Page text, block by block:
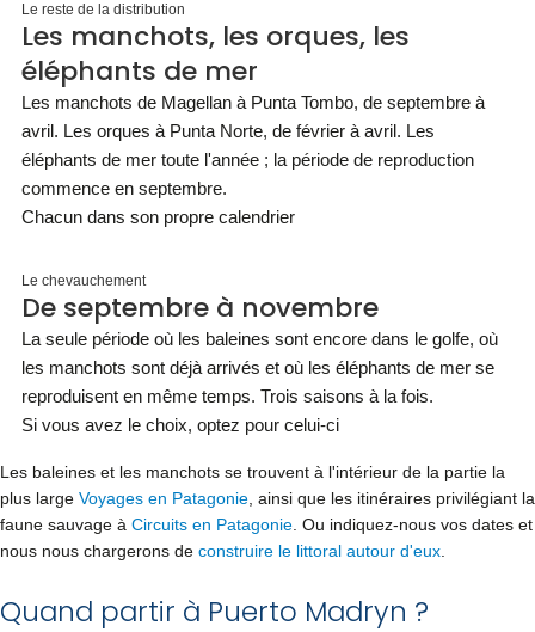
Le reste de la distribution
Les manchots, les orques, les
éléphants de mer
Les manchots de Magellan à Punta Tombo, de septembre à
avril. Les orques à Punta Norte, de février à avril. Les
éléphants de mer toute l'année ; la période de reproduction
commence en septembre.
Chacun dans son propre calendrier
Le chevauchement
De septembre à novembre
La seule période où les baleines sont encore dans le golfe, où
les manchots sont déjà arrivés et où les éléphants de mer se
reproduisent en même temps. Trois saisons à la fois.
Si vous avez le choix, optez pour celui-ci
Les baleines et les manchots se trouvent à l'intérieur de la partie la
plus large Voyages en Patagonie , ainsi que les itinéraires privilégiant la
faune sauvage à Circuits en Patagonie . Ou indiquez-nous vos dates et
nous nous chargerons de construire le littoral autour d'eux
Quand partir à Puerto Madryn ?